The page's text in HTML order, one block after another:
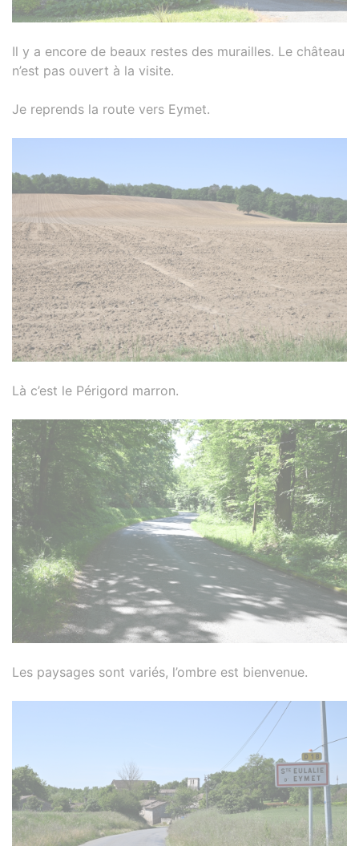
Il y a encore de beaux restes des murailles. Le château
n’est pas ouvert à la visite.
Je reprends la route vers Eymet.
Là c’est le Périgord marron.
Les paysages sont variés, l’ombre est bienvenue.